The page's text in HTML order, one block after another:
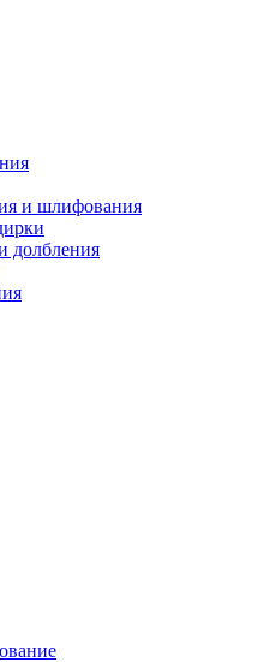
и шлифования
долбления